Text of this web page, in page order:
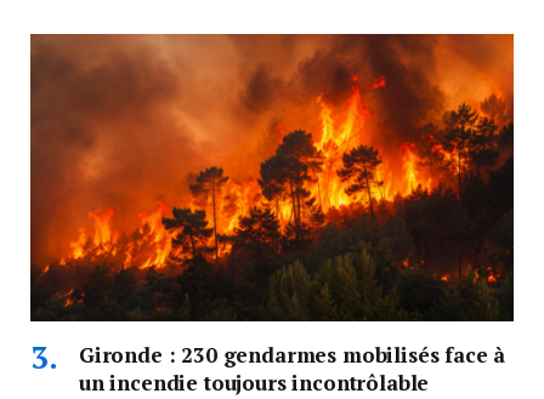
Gironde : 230 gendarmes mobilisés face à
un incendie toujours incontrôlable